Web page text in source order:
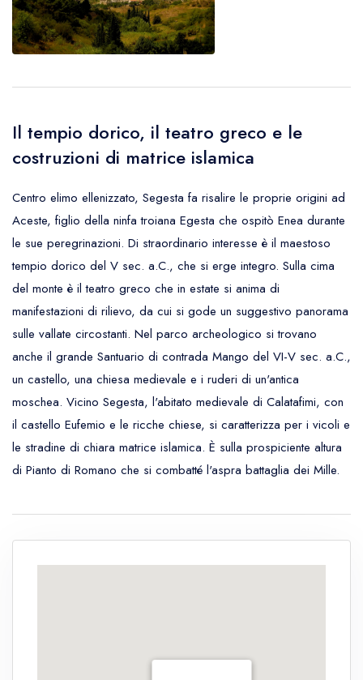
Il tempio dorico, il teatro greco e le
costruzioni di matrice islamica
Centro elimo ellenizzato, Segesta fa risalire le proprie origini ad
Aceste, figlio della ninfa troiana Egesta che ospitò Enea durante
le sue peregrinazioni. Di straordinario interesse è il maestoso
tempio dorico del V sec. a.C., che si erge integro. Sulla cima
del monte è il teatro greco che in estate si anima di
manifestazioni di rilievo, da cui si gode un suggestivo panorama
sulle vallate circostanti. Nel parco archeologico si trovano
anche il grande Santuario di contrada Mango del VI-V sec. a.C.,
un castello, una chiesa medievale e i ruderi di un'antica
moschea. Vicino Segesta, l'abitato medievale di Calatafimi, con
il castello Eufemio e le ricche chiese, si caratterizza per i vicoli e
le stradine di chiara matrice islamica. È sulla prospiciente altura
di Pianto di Romano che si combatté l'aspra battaglia dei Mille.